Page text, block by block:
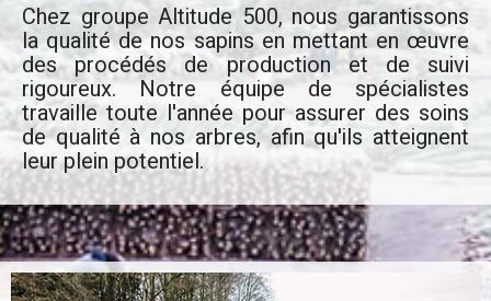
Chez groupe Altitude 500, nous garantissons
la qualité de nos sapins en mettant en œuvre
des procédés de production et de suivi
rigoureux. Notre équipe de spécialistes
travaille toute l'année pour assurer des soins
de qualité à nos arbres, afin qu'ils atteignent
leur plein potentiel.